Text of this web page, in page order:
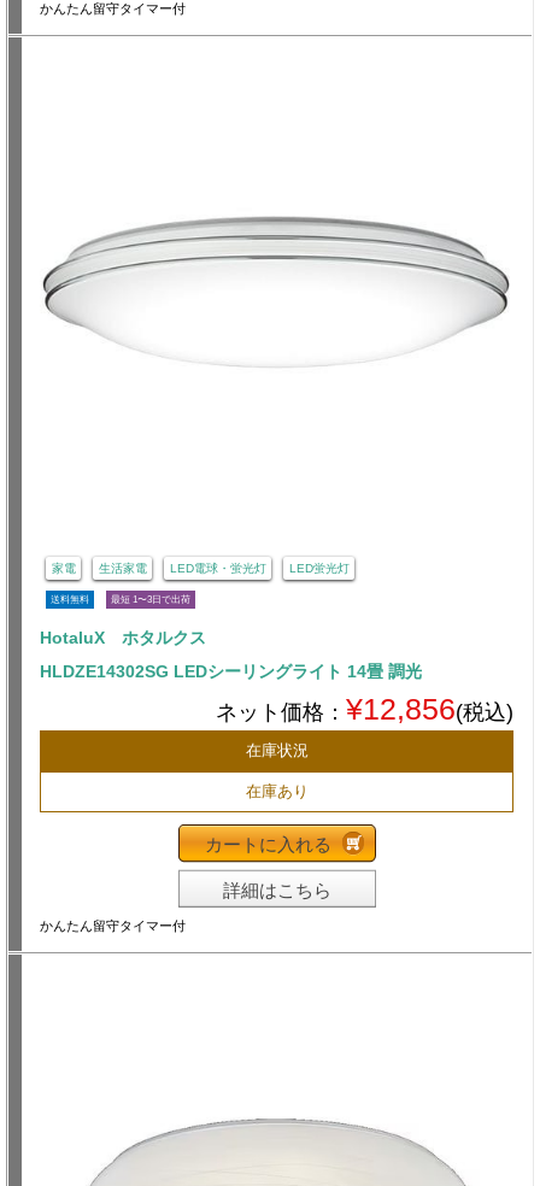
かんたん留守タイマー付
家電 生活家電 LED電球・蛍光灯 LED蛍光灯
送料無料 最短 1〜3日で出荷
HotaluX ホタルクス
HLDZE14302SG LEDシーリングライト 14畳 調光
ネット価格： ¥12,856(税込)
在庫状況
在庫あり
カートに入れる
詳細はこちら
かんたん留守タイマー付